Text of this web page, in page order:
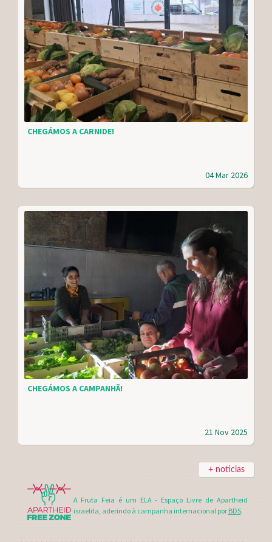
04 Mar 2026
CHEGÁMOS A CARNIDE!
21 Nov 2025
CHEGÁMOS A CAMPANHÃ!
+ noticias
A Fruta Feia é um ELA - Espaço Livre de Apartheid
israelita, aderindo à campanha internacional por BDS.